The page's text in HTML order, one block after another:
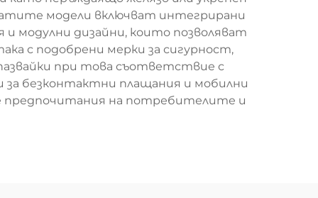
модели включват интегрирани
и модулни дизайни, които позволяват
с подобрени мерки за сигурност,
при това съответствие с
безконтактни плащания и мобилни
предпочитания на потребителите и